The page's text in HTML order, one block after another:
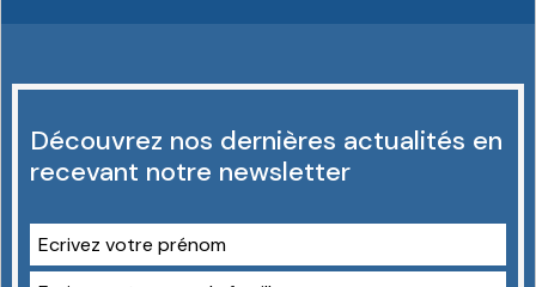
Découvrez nos dernières actualités en
recevant notre newsletter